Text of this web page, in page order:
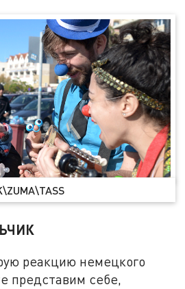
реакцию немецкого
представим себе,